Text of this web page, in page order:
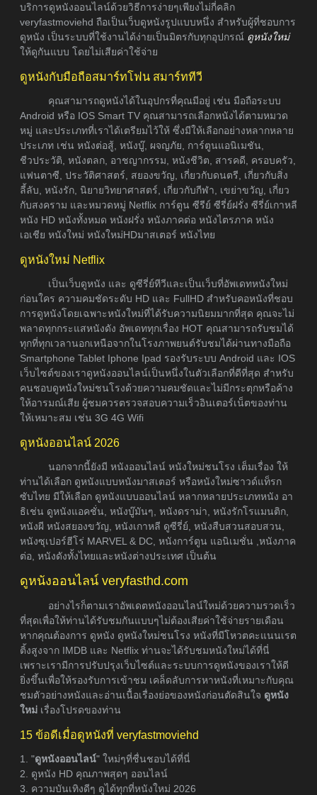
บริการดูหนังออนไลน์ด้วยวิธีการง่ายๆเพียงไม่กี่คลิก
veryfastmoviehd ถือเป็นเว็บดูหนังรูปแบบหนึ่ง สำหรับผู้ที่ชอบการ
ดูหนัง เป็นระบบที่ใช้งานได้ง่ายเป็นมิตรกับทุกอุปกรณ์ ดูหนังใหม่
ให้ดูกันแบบ โดยไม่เสียค่าใช้จ่าย
ดูหนังกับมือถือสมาร์ทโฟน สมาร์ททีวี
คุณสามารถดูหนังได้ในอุปกรที่คุณมีอยู่ เช่น มือถือระบบ
Android หรือ IOS Smart TV คุณสามารถเลือกหนังได้ตามหมวด
หมู่ และประเภทที่เราได้เตรียมไว้ให้ ซึ่งมีให้เลือกอย่างหลากหลาย
ประเภท เช่น หนังต่อสู้, หนังบู๊, ผจญภัย, การ์ตูนแอนิเมชัน,
ชีวประวัติ, หนังตลก, อาชญากรรม, หนังชีวิต, สารคดี, ครอบครัว,
แฟนตาซี, ประวัติศาสตร์, สยองขวัญ, เกี่ยวกับดนตรี, เกี่ยวกับสิ่ง
ลี้ลับ, หนังรัก, นิยายวิทยาศาสตร์, เกี่ยวกับกีฬา, เขย่าขวัญ, เกี่ยว
กับสงคราม และหมวดหมู่ Netflix การ์ตูน ซีรีย์ ซีรี่ย์ฝรั่ง ซีรี่ย์เกาหลี
หนัง HD หนังทั้งหมด หนังฝรั่ง หนังภาคต่อ หนังไตรภาค หนัง
เอเชีย หนังใหม่ หนังใหม่HDมาสเตอร์ หนังไทย
ดูหนังใหม่ Netflix
เป็นเว็บดูหนัง และ ดูซีรี่ย์ทีวีและเป็นเว็บที่อัพเดทหนังใหม่
ก่อนใคร ความคมชัดระดับ HD และ FullHD สำหรับคอหนังที่ชอบ
การดูหนังโดยเฉพาะหนังใหม่ที่ได้รับความนิยมมากที่สุด คุณจะไม่
พลาดทุกกระแสหนังดัง อัพเดททุกเรื่อง HOT คุณสามารถรับชมได้
ทุกที่ทุกเวลานอกเหนือจากในโรงภาพยนต์รับชมได้ผ่านทางมือถือ
Smartphone Tablet Iphone Ipad รองรับระบบ Android และ IOS
เว็บไซต์ของเราดูหนังออนไลน์เป็นหนึ่งในตัวเลือกที่ดีที่สุด สำหรับ
คนชอบดูหนังใหม่ชนโรงด้วยความคมชัดและไม่มีกระตุกหรือค้าง
ให้อารมณ์เสีย ผู้ชมควรตรวจสอบความเร็วอินเตอร์เน็ตของท่าน
ให้เหมาะสม เช่น 3G 4G Wifi
ดูหนังออนไลน์ 2026
นอกจากนี้ยังมี หนังออนไลน์ หนังใหม่ชนโรง เต็มเรื่อง ให้
ท่านได้เลือก ดูหนังแบบหนังมาสเตอร์ หรือหนังใหม่ซาวด์แท็รก
ซับไทย มีให้เลือก ดูหนังแบบออนไลน์ หลากหลายประเภทหนัง อา
ธิเช่น ดูหนังแอคชั่น, หนังบู๊มันๆ, หนังดราม่า, หนังรักโรแมนติก,
หนังผี หนังสยองขวัญ, หนังเกาหลี ดูซีรี่ย์, หนังสืบสวนสอบสวน,
หนังซุเปอร์ฮีโร่ MARVEL & DC, หนังการ์ตูน แอนิเมชั่น ,หนังภาค
ต่อ, หนังดังทั้งไทยและหนังต่างประเทศ เป็นต้น
ดูหนังออนไลน์ veryfasthd.com
อย่างไรก็ตามเราอัพเดตหนังออนไลน์ใหม่ด้วยความรวดเร็ว
ที่สุดเพื่อให้ท่านได้รับชมกันแบบๆไม่ต้องเสียค่าใช้จ่ายรายเดือน
หากคุณต้องการ ดูหนัง ดูหนังใหม่ชนโรง หนังที่มีโหวตคะแนนเรต
ติ้งสูงจาก IMDB และ Netflix ท่านจะได้รับชมหนังใหม่ได้ที่นี่
เพราะเรามีการปรับปรุงเว็บไซต์และระบบการดูหนังของเราให้ดี
ยิ่งขึ้นเพื่อให้รองรับการเข้าชม เคล็ดลับการหาหนังที่เหมาะกับคุณ
ชมตัวอย่างหนังและอ่านเนื้อเรื่องย่อของหนังก่อนตัดสินใจ ดูหนัง
ใหม่ เรื่องโปรดของท่าน
15 ข้อดีเมื่อดูหนังที่ veryfastmoviehd
1. "ดูหนังออนไลน์" ใหม่ๆที่ชื่นชอบได้ที่นี่
2. ดูหนัง HD คุณภาพสุดๆ ออนไลน์
3. ความบันเทิงดีๆ ดูได้ทุกที่หนังใหม่ 2026